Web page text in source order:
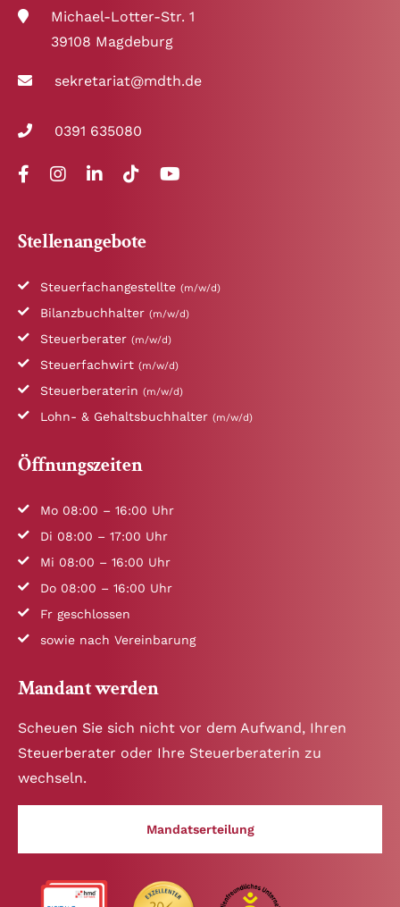
Michael-Lotter-Str. 1
39108 Magdeburg
sekretariat@mdth.de
0391 635080
Stellenangebote
Steuerfachangestellte (m/w/d)
Bilanzbuchhalter (m/w/d)
Steuerberater (m/w/d)
Steuerfachwirt (m/w/d)
Steuerberaterin (m/w/d)
Lohn- & Gehaltsbuchhalter (m/w/d)
Öffnungszeiten
Mo 08:00 – 16:00 Uhr
Di 08:00 – 17:00 Uhr
Mi 08:00 – 16:00 Uhr
Do 08:00 – 16:00 Uhr
Fr geschlossen
sowie nach Vereinbarung
Mandant werden
Scheuen Sie sich nicht vor dem Aufwand, Ihren
Steuerberater oder Ihre Steuerberaterin zu
wechseln.
Mandatserteilung